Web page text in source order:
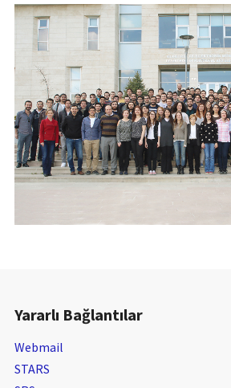
Yararlı Bağlantılar
Webmail
STARS